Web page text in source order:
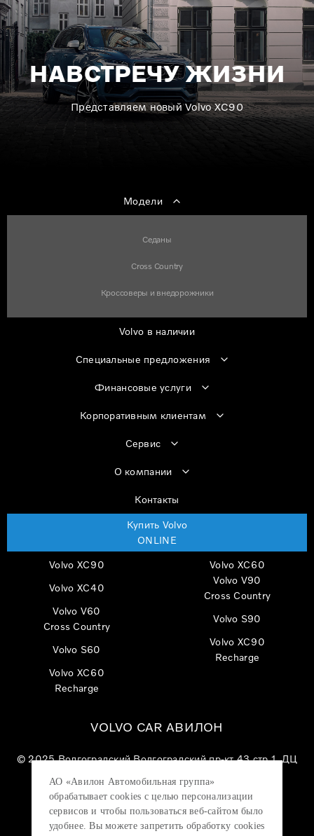
АО «Авилон Автомобильная группа»
обрабатывает cookies с целью персонализации
сервисов и чтобы пользоваться веб-сайтом было
удобнее. Вы можете запретить обработку сookies
НАВСТРЕЧУ ЖИЗНИ
Представляем новый Volvo XC90
Модели
Седаны
Cross Country
Кроссоверы и внедорожники
Volvo в наличии
Специальные предложения
Финансовые услуги
Корпоративным клиентам
Сервис
О компании
Контакты
Купить Volvo
ONLINE
Volvo XC90
Volvo XC60
Volvo XC40
Volvo V90
Cross Country
Volvo V60
Cross Country
Volvo S90
Volvo S60
Volvo XC90
Recharge
Volvo XC60
Recharge
VOLVO CAR АВИЛОН
© 2025Волгоградский Волгоградский пр-кт 43 стр 1, ДЦ
АО «Авилон АГ», ОГРН 1027700000151, ИНН
7705133757.